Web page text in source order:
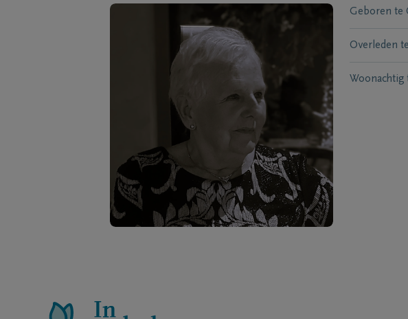
Geboren te
Overleden te
Woonachtig